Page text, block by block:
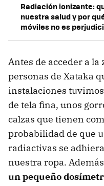
Radiación ionizante:
nuestra salud y por
móviles no es
Antes de acceder a la
personas de Xataka
instalaciones
de tela fina, unos
calzas que tienen
probabilidad de que
radiactivas se
nuestra ropa.
un pequeño